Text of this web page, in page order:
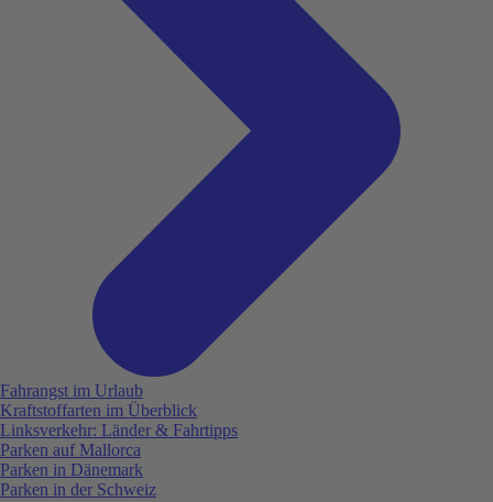
Fahrangst im Urlaub
Kraftstoffarten im Überblick
Linksverkehr: Länder & Fahrtipps
Parken auf Mallorca
Parken in Dänemark
Parken in der Schweiz